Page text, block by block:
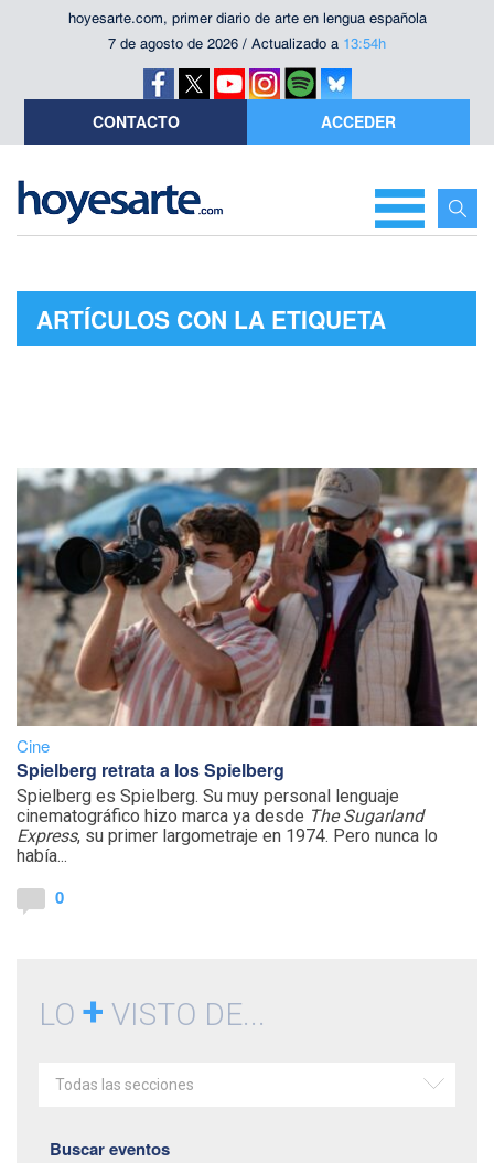
hoyesarte.com, primer diario de arte en lengua española
7 de agosto de 2026 / Actualizado a 13:54h
CONTACTO ACCEDER
ARTÍCULOS CON LA ETIQUETA
Cine
Spielberg retrata a los Spielberg
Spielberg es Spielberg. Su muy personal lenguaje
cinematográfico hizo marca ya desde The Sugarland
Express, su primer largometraje en 1974. Pero nunca lo
había...
0
LO + VISTO DE...
Todas las secciones
Buscar eventos